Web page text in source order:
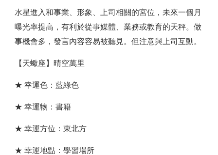
水星進入和事業、形象、上司相關的宮位，未來一個月
曝光率提高，有利於從事媒體、業務或教育的天秤。做
事機會多，發言內容容易被聽見。但注意與上司互動。
【天蠍座】晴空萬里
★ 幸運色：藍綠色
★ 幸運物：書籍
★ 幸運方位：東北方
★ 幸運地點：學習場所